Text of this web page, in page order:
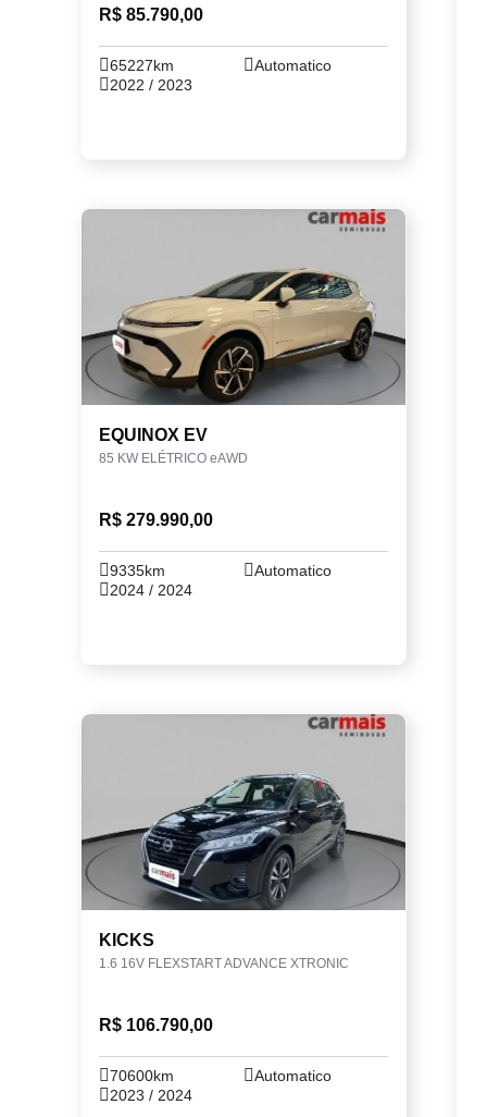
R$ 85.790,00
65227km
Automatico
2022 / 2023
EQUINOX EV
85 KW ELÉTRICO eAWD
R$ 279.990,00
9335km
Automatico
2024 / 2024
KICKS
1.6 16V FLEXSTART ADVANCE XTRONIC
R$ 106.790,00
70600km
Automatico
2023 / 2024